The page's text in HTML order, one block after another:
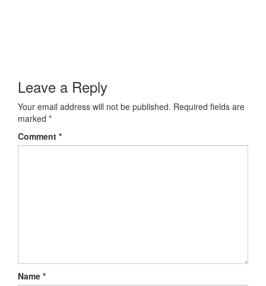
Leave a Reply
Your email address will not be published. Required fields are
marked *
Comment *
Name *